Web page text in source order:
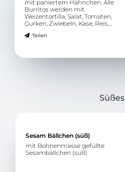
mit paniertem Hähnchen. Alle
Burritos werden mit
Weizentortilla, Salat, Tomaten,
Gurken, Zwiebeln, Käse, Reis,
Spicy Mayonnaise zubereitet.
Teilen
Süßes
Sesam Bällchen (süß)
mit Bohnenmasse gefüllte
Sesambällchen (süß)